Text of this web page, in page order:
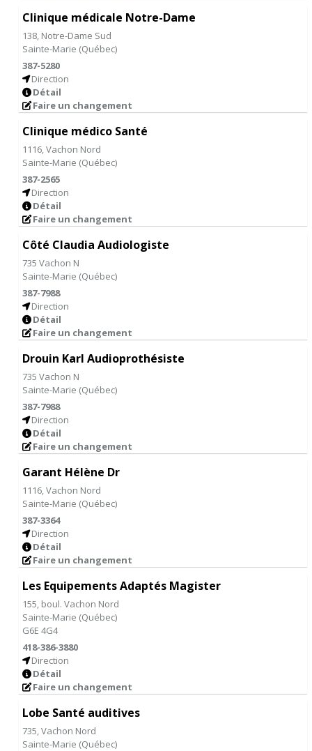
Clinique médicale Notre-Dame
138, Notre-Dame Sud
Sainte-Marie (Québec)
387-5280
Direction
Détail
Faire un changement
Clinique médico Santé
1116, Vachon Nord
Sainte-Marie (Québec)
387-2565
Direction
Détail
Faire un changement
Côté Claudia Audiologiste
735 Vachon N
Sainte-Marie (Québec)
387-7988
Direction
Détail
Faire un changement
Drouin Karl Audioprothésiste
735 Vachon N
Sainte-Marie (Québec)
387-7988
Direction
Détail
Faire un changement
Garant Hélène Dr
1116, Vachon Nord
Sainte-Marie (Québec)
387-3364
Direction
Détail
Faire un changement
Les Equipements Adaptés Magister
155, boul. Vachon Nord
Sainte-Marie (Québec)
G6E 4G4
418-386-3880
Direction
Détail
Faire un changement
Lobe Santé auditives
735, Vachon Nord
Sainte-Marie (Québec)